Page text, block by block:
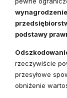
podstawy
rzeczywiście
przesyłowe
obniżenie